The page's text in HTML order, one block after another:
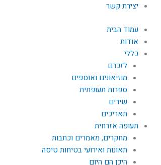
יצירת קשר
עמוד הבית
אודות
כללי
לזכרם
מוזיאונים ואוספים
ספרות תעופתית
שירים
תאריכים
תעופה אזרחית
מחקרים, מאמרים וכתבות
תאונות ואירועי בטיחות טיסה
היכן הם היום